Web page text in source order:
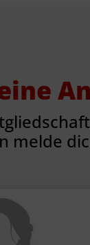
melde